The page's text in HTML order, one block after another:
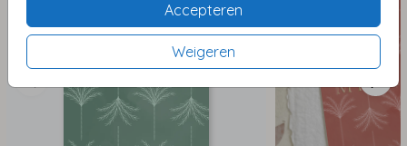
Accepteren
Weigeren